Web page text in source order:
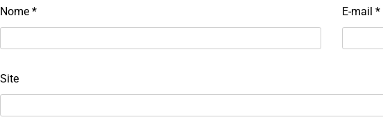
Nome * E-mail *
Site